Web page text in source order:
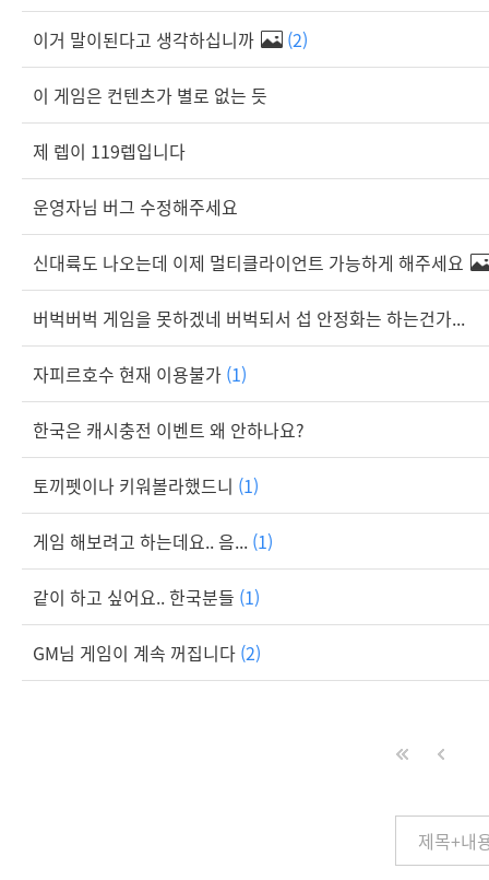
이거 말이된다고 생각하십니까 (2)
이 게임은 컨텐츠가 별로 없는 듯
제 렙이 119렙입니다
운영자님 버그 수정해주세요
신대륙도 나오는데 이제 멀티클라이언트 가능하게 해주세요
버벅버벅 게임을 못하겠네 버벅되서 섭 안정화는 하는건가...
자피르호수 현재 이용불가 (1)
한국은 캐시충전 이벤트 왜 안하나요?
토끼펫이나 키워볼라했드니 (1)
게임 해보려고 하는데요.. 음... (1)
같이 하고 싶어요.. 한국분들 (1)
GM님 게임이 계속 꺼집니다 (2)